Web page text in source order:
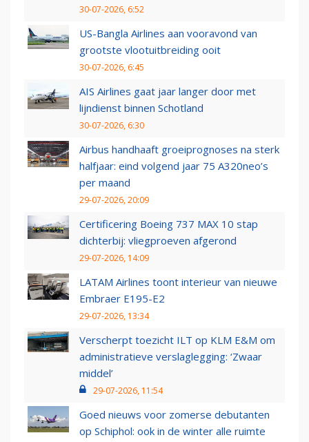
30-07-2026, 6:52
US-Bangla Airlines aan vooravond van
grootste vlootuitbreiding ooit
30-07-2026, 6:45
AIS Airlines gaat jaar langer door met
lijndienst binnen Schotland
30-07-2026, 6:30
Airbus handhaaft groeiprognoses na sterk
halfjaar: eind volgend jaar 75 A320neo’s
per maand
29-07-2026, 20:09
Certificering Boeing 737 MAX 10 stap
dichterbij: vliegproeven afgerond
29-07-2026, 14:09
LATAM Airlines toont interieur van nieuwe
Embraer E195-E2
29-07-2026, 13:34
Verscherpt toezicht ILT op KLM E&M om
administratieve verslaglegging: ‘Zwaar
middel’
29-07-2026, 11:54
Goed nieuws voor zomerse debutanten
op Schiphol: ook in de winter alle ruimte